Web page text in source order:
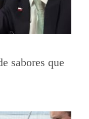
sabores que